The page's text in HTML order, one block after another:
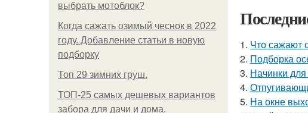
выбрать мотоблок?
Когда сажать озимый чеснок в 2022
году. Добавление статьи в новую
подборку
Топ 29 зимних груш.
ТОП-25 самых дешевых вариантов
забора для дачи и дома.
1. Что сажают
2. Подборка
3. Начинки
4.
5. На окне